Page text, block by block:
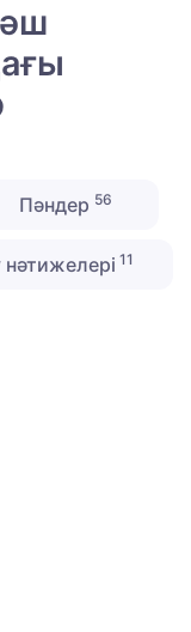
Пәндер 56
11